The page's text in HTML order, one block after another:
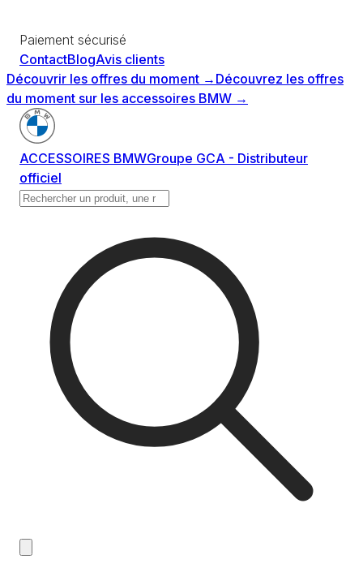
Paiement sécurisé
ContactBlogAvis clients
Découvrir les offres du moment → Découvrez les offres
du moment sur les accessoires BMW →
ACCESSOIRES BMWGroupe GCA - Distributeur
officiel